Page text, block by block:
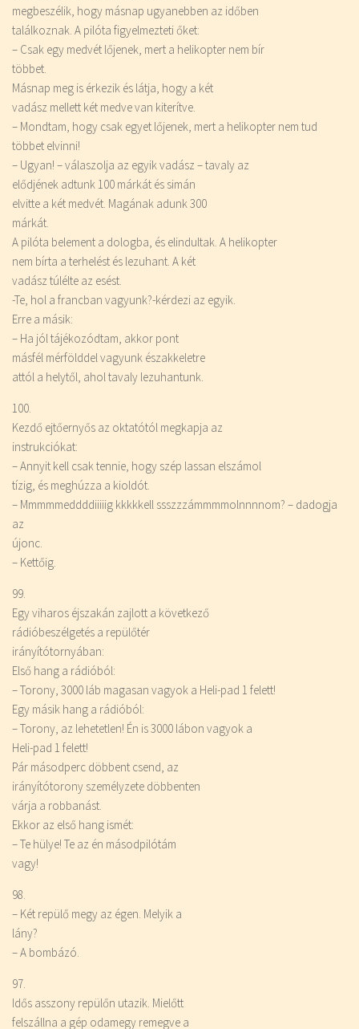
megbeszélik, hogy másnap ugyanebben az időben
találkoznak. A pilóta figyelmezteti őket:
– Csak egy medvét lőjenek, mert a helikopter nem bír
többet.
Másnap meg is érkezik és látja, hogy a két
vadász mellett két medve van kiterítve.
– Mondtam, hogy csak egyet lőjenek, mert a helikopter nem tud
többet elvinni!
– Ugyan! – válaszolja az egyik vadász – tavaly az
elődjének adtunk 100 márkát és simán
elvitte a két medvét. Magának adunk 300
márkát.
A pilóta belement a dologba, és elindultak. A helikopter
nem bírta a terhelést és lezuhant. A két
vadász túlélte az esést.
-Te, hol a francban vagyunk?-kérdezi az egyik.
Erre a másik:
– Ha jól tájékozódtam, akkor pont
másfél mérfölddel vagyunk északkeletre
attól a helytől, ahol tavaly lezuhantunk.
100.
Kezdő ejtőernyős az oktatótól megkapja az
instrukciókat:
– Annyit kell csak tennie, hogy szép lassan elszámol
tízig, és meghúzza a kioldót.
– Mmmmmeddddiiiiig kkkkkell ssszzzámmmmolnnnnom? – dadogja
az
újonc.
– Kettőig.
99.
Egy viharos éjszakán zajlott a következő
rádióbeszélgetés a repülőtér
irányítótornyában:
Első hang a rádióból:
– Torony, 3000 láb magasan vagyok a Heli-pad 1 felett!
Egy másik hang a rádióból:
– Torony, az lehetetlen! Én is 3000 lábon vagyok a
Heli-pad 1 felett!
Pár másodperc döbbent csend, az
irányítótorony személyzete döbbenten
várja a robbanást.
Ekkor az első hang ismét:
– Te hülye! Te az én másodpilótám
vagy!
98.
– Két repülő megy az égen. Melyik a
lány?
– A bombázó.
97.
Idős asszony repülőn utazik. Mielőtt
felszállna a gép odamegy remegve a